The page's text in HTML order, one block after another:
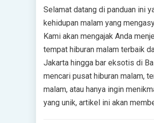
Selamat datang di panduan ini
kehidupan malam yang
Kami akan mengajak Anda
tempat hiburan malam terbaik
Jakarta hingga bar eksotis di
mencari pusat hiburan malam,
malam, atau hanya ingin
yang unik, artikel ini akan